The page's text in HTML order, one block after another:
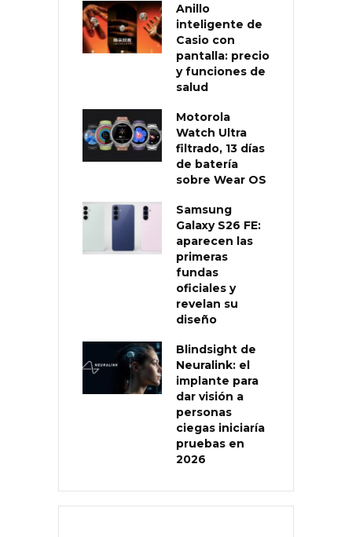
Anillo
inteligente de
Casio con
pantalla: precio
y funciones de
salud
Motorola
Watch Ultra
filtrado, 13 días
de batería
sobre Wear OS
Samsung
Galaxy S26 FE:
aparecen las
primeras
fundas
oficiales y
revelan su
diseño
Blindsight de
Neuralink: el
implante para
dar visión a
personas
ciegas iniciaría
pruebas en
2026